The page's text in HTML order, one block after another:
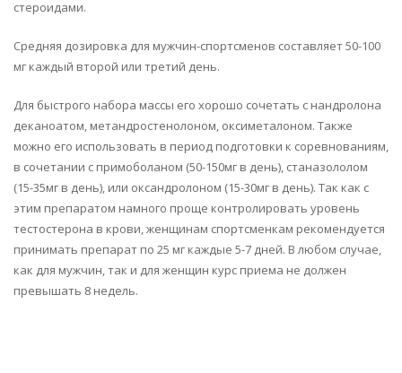
стероидами.
Средняя дозировка для мужчин-спортсменов составляет 50-100
мг каждый второй или третий день.
Для быстрого набора массы его хорошо сочетать с нандролона
деканоатом, метандростенолоном, оксиметалоном. Также
можно его использовать в период подготовки к соревнованиям,
в сочетании с примоболаном (50-150мг в день), станазололом
(15-35мг в день), или оксандролоном (15-30мг в день). Так как с
этим препаратом намного проще контролировать уровень
тестостерона в крови, женщинам спортсменкам рекомендуется
принимать препарат по 25 мг каждые 5-7 дней. В любом случае,
как для мужчин, так и для женщин курс приема не должен
превышать 8 недель.